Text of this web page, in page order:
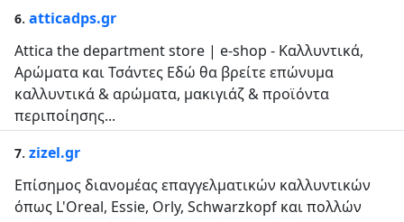
6. atticadps.gr
Attica the department store | e-shop - Καλλυντικά,
Αρώματα και Τσάντες Εδώ θα βρείτε επώνυμα
καλλυντικά & αρώματα, μακιγιάζ & προϊόντα
περιποίησης...
7. zizel.gr
Επίσημος διανομέας επαγγελματικών καλλυντικών
όπως L'Oreal, Essie, Orly, Schwarzkopf και πολλών